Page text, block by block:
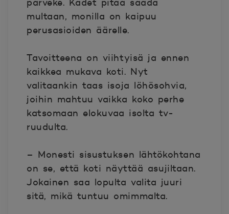
parveke. Kädet pitää saada
multaan, monilla on kaipuu
perusasioiden äärelle.
Tavoitteena on viihtyisä ja ennen
kaikkea mukava koti. Nyt
valitaankin taas isoja löhösohvia,
joihin mahtuu vaikka koko perhe
katsomaan elokuvaa isolta tv-
ruudulta.
– Monesti sisustuksen lähtökohtana
on se, että koti näyttää asujiltaan.
Jokainen saa lopulta valita juuri
sitä, mikä tuntuu omimmalta.